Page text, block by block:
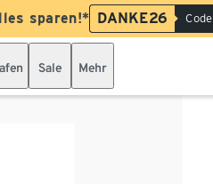
sparen!* DANKE26
Sale Mehr